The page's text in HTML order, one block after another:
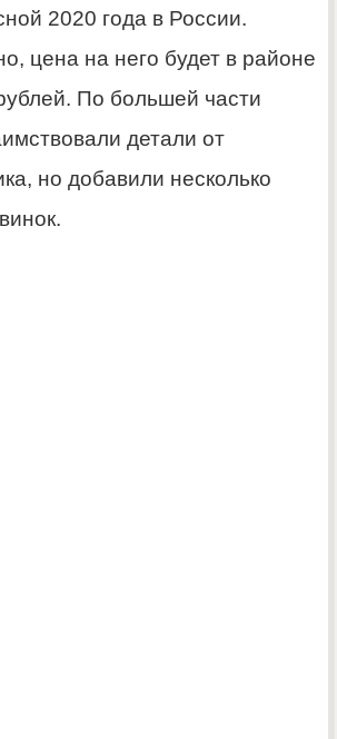
2020 года в России.
цена на него будет в районе
По большей части
детали от
но добавили несколько